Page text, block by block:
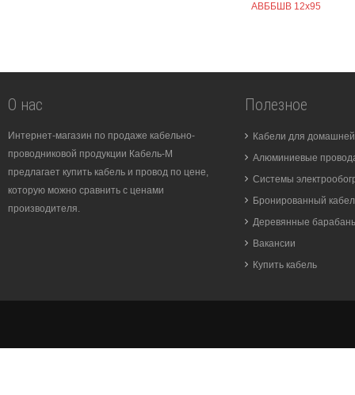
АВББШВ 12х95
О нас
Интернет-магазин по продаже кабельно-
проводниковой продукции Кабель-М
предлагает купить кабель и провод по цене,
которую можно сравнить с ценами
производителя.
Полезное
Кабели для
Алюминиевые
Системы
Бронированный
Деревянные
Вакансии
Купить кабель